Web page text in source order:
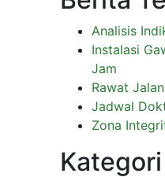
Analisis
Instalasi
Jam
Rawat
Jadwal
Zona
Kategori